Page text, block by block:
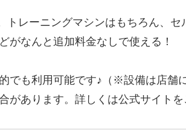
トレーニングマシンはもちろん、セ
がなんと追加料金なしで使える！
でも利用可能です♪（※設備は店舗
があります。詳しくは公式サイトを